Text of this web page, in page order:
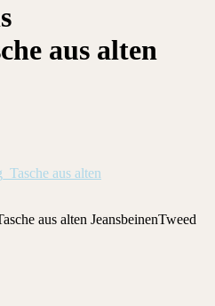
aus alten
aus alten JeansbeinenTweed